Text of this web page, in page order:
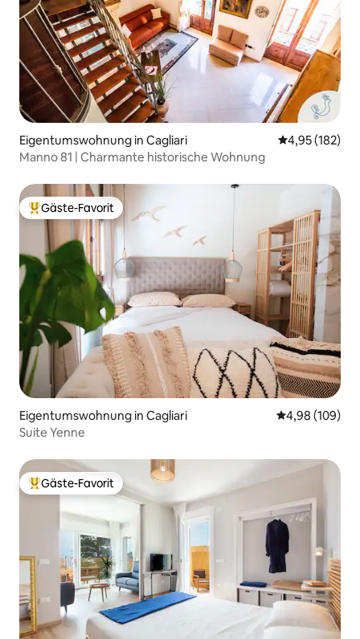
Eigentumswohnung in Cagliari
4,95 (182)
Manno 81 | Charmante historische Wohnung
Beliebter Gäste-Favorit.
Gäste-Favorit
Eigentumswohnung in Cagliari
4,98 (109)
Suite Yenne
Beliebter Gäste-Favorit.
Gäste-Favorit